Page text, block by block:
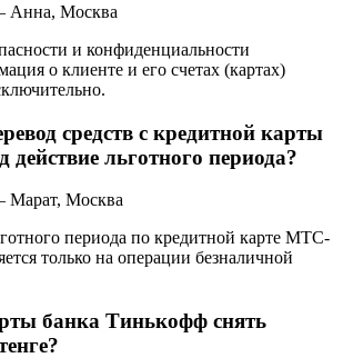
Анна, Москва
и конфиденциальности
о клиенте и его счетах (картах)
средств с кредитной карты
льготного периода?
Марат, Москва
периода по кредитной карте МТС-
только на операции безналичной
банка Тинькофф снять